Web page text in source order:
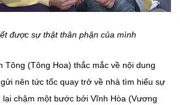
được sự thật thân phận của mình
Tông (Tông Hoa) thắc mắc về nội dung
nên tức tốc quay trở về nhà tìm hiểu sự
chậm một bước bởi Vĩnh Hòa (Vương